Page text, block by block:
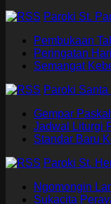
Paroki St.
Pembukaan
Peringatan
Semangat
Paroki
Gempar
Jadwal Liturgi
Standar Baru
Paroki St.
Ngomongin
Sukacita